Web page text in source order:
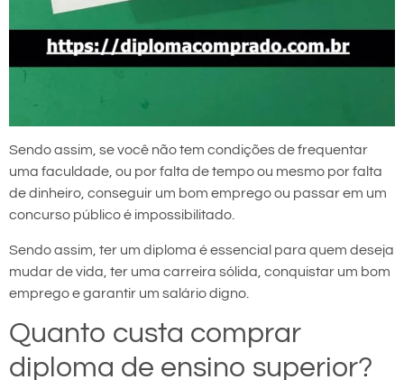
Sendo assim, se você não tem condições de frequentar
uma faculdade, ou por falta de tempo ou mesmo por falta
de dinheiro, conseguir um bom emprego ou passar em um
concurso público é impossibilitado.
Sendo assim, ter um diploma é essencial para quem deseja
mudar de vida, ter uma carreira sólida, conquistar um bom
emprego e garantir um salário digno.
Quanto custa comprar
diploma de ensino superior?